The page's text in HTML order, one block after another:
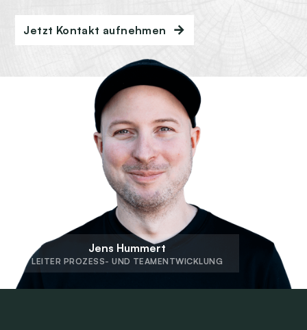
Jetzt Kontakt aufnehmen
Jens Hummert
LEITER PROZESS- UND TEAMENTWICKLUNG